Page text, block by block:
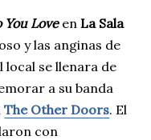
You Loveen La Sala
y las anginas de
se llenara de
a su banda
The Other Doors. El
con